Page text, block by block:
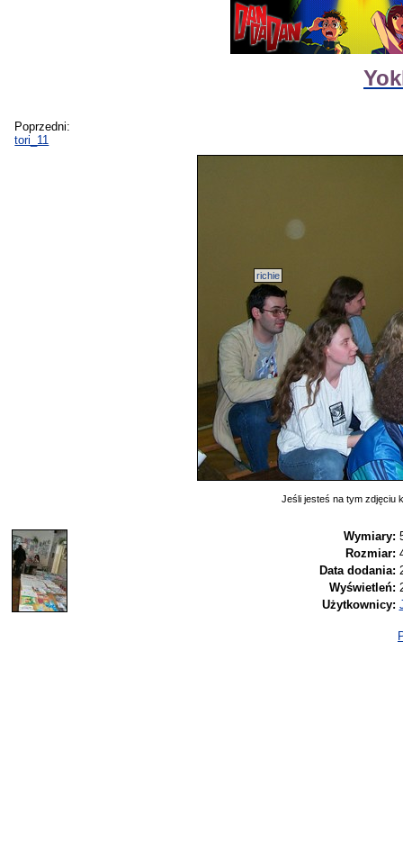
Poprzedni:
tori_11
richie
Jeśli jesteś na tym zdjęciu
Wymiary:
Rozmiar:
Data dodania:
Wyświetleń:
Użytkownicy: